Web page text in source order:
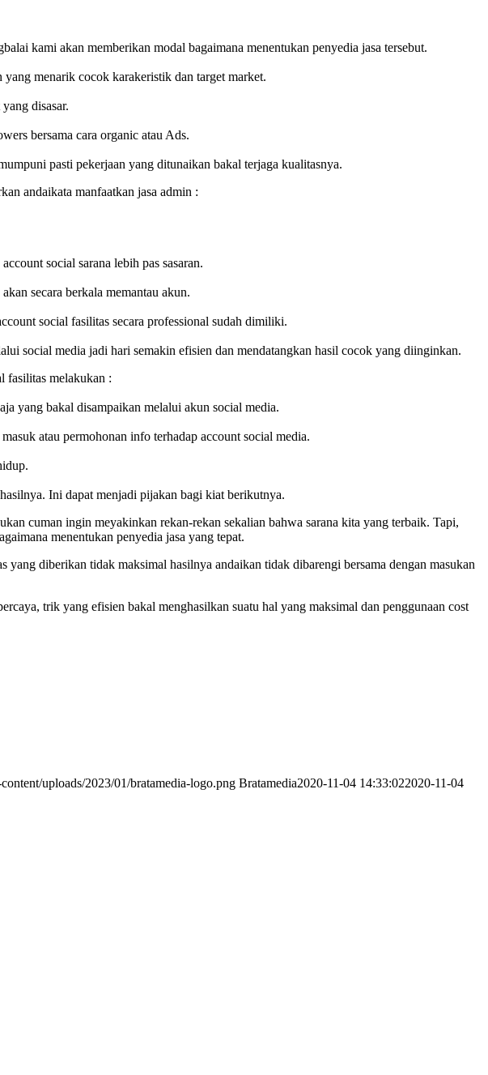
kami akan memberikan modal bagaimana menentukan penyedia jasa tersebut.
menarik cocok karakeristik dan target market.
disasar.
bersama cara organic atau Ads.
pasti pekerjaan yang ditunaikan bakal terjaga kualitasnya.
andaikata manfaatkan jasa admin :
social sarana lebih pas sasaran.
secara berkala memantau akun.
social fasilitas secara professional sudah dimiliki.
social media jadi hari semakin efisien dan mendatangkan hasil cocok yang diinginkan.
fasilitas melakukan :
yang bakal disampaikan melalui akun social media.
atau permohonan info terhadap account social media.
Ini dapat menjadi pijakan bagi kiat berikutnya.
cuman ingin meyakinkan rekan-rekan sekalian bahwa sarana kita yang terbaik. Tapi,
menentukan penyedia jasa yang tepat.
diberikan tidak maksimal hasilnya andaikan tidak dibarengi bersama dengan masukan
trik yang efisien bakal menghasilkan suatu hal yang maksimal dan penggunaan cost
uploads/2023/01/bratamedia-logo.png Bratamedia2020-11-04 14:33:022020-11-04